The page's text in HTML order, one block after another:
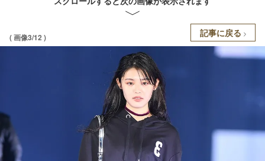
( 画像3/12 ) 記事に戻る